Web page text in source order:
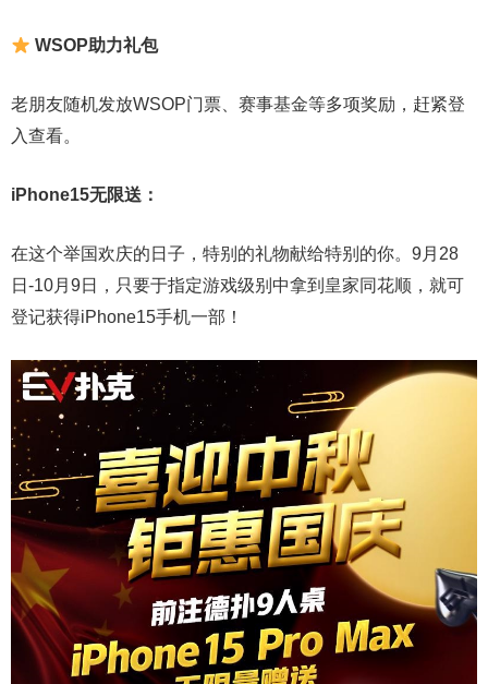
WSOP助力礼包
老朋友随机发放WSOP门票、赛事基金等多项奖励，赶紧登
入查看。
iPhone15无限送：
在这个举国欢庆的日子，特别的礼物献给特别的你。9月28
日-10月9日，只要于指定游戏级别中拿到皇家同花顺，就可
登记获得iPhone15手机一部！